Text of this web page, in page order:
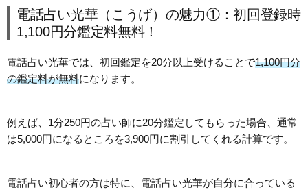
電話占い光華（こうげ）の魅力①：初回登録時
1,100円分鑑定料無料！
電話占い光華では、初回鑑定を20分以上受けることで1,100円分
の鑑定料が無料になります。
例えば、1分250円の占い師に20分鑑定してもらった場合、通常
は5,000円になるところを3,900円に割引してくれる計算です。
電話占い初心者の方は特に、電話占い光華が自分に合っている